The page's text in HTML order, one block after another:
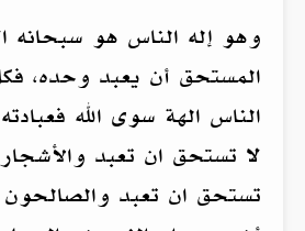
وهو إله الناس هو سبحانه
المستحق أن يعبد وحده،
الناس الهة سوى الله
لا تستحق ان تعبد
تستحق ان تعبد